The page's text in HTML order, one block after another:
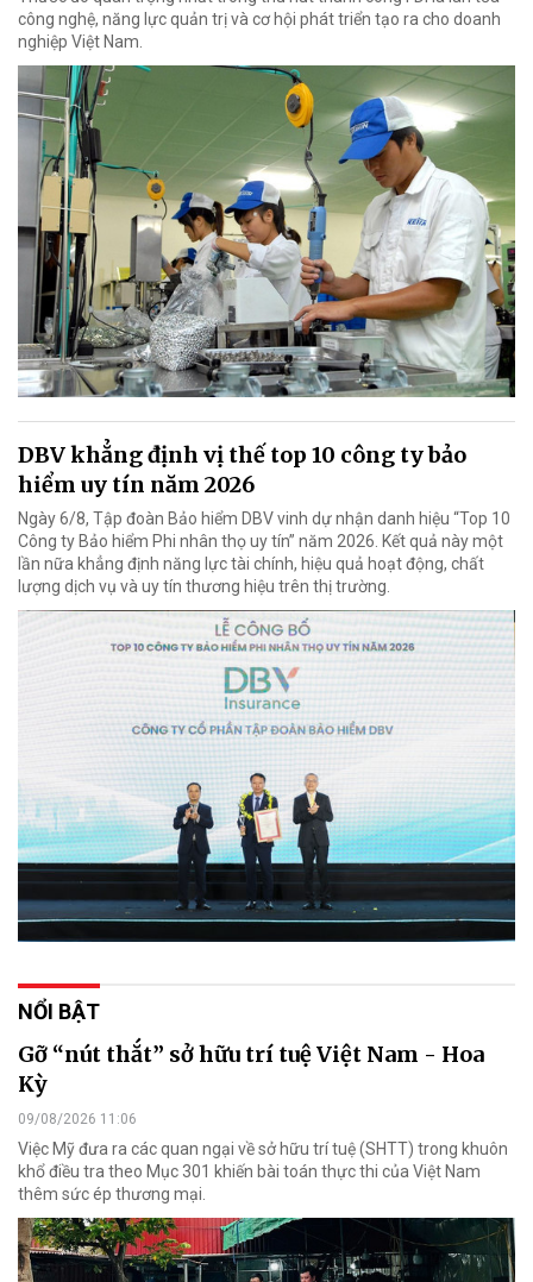
công nghệ, năng lực quản trị và cơ hội phát triển tạo ra cho doanh
nghiệp Việt Nam.
DBV khẳng định vị thế top 10 công ty bảo
hiểm uy tín năm 2026
Ngày 6/8, Tập đoàn Bảo hiểm DBV vinh dự nhận danh hiệu “Top 10
Công ty Bảo hiểm Phi nhân thọ uy tín” năm 2026. Kết quả này một
lần nữa khẳng định năng lực tài chính, hiệu quả hoạt động, chất
lượng dịch vụ và uy tín thương hiệu trên thị trường.
NỔI BẬT
Gỡ “nút thắt” sở hữu trí tuệ Việt Nam - Hoa
Kỳ
09/08/2026 11:06
Việc Mỹ đưa ra các quan ngại về sở hữu trí tuệ (SHTT) trong khuôn
khổ điều tra theo Mục 301 khiến bài toán thực thi của Việt Nam
thêm sức ép thương mại.